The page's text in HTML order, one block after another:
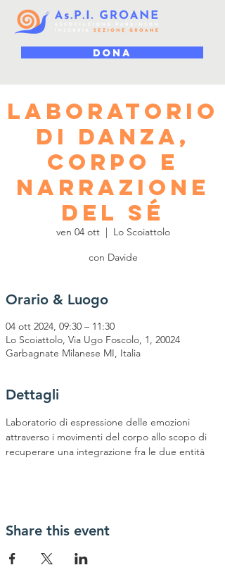
DONA
Laboratorio
di danza,
corpo e
narrazione
del sé
ven 04 ott
  |
Lo Scoiattolo
con Davide
Orario & Luogo
04 ott 2024, 09:30 – 11:30
Lo Scoiattolo, Via Ugo Foscolo, 1, 20024
Garbagnate Milanese MI, Italia
Dettagli
Laboratorio di espressione delle emozioni
attraverso i movimenti del corpo allo scopo di
recuperare una integrazione fra le due entità
Share this event